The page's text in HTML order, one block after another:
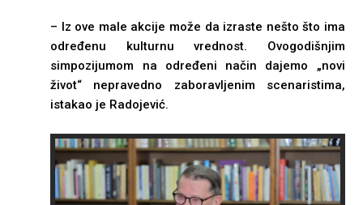
– Iz ove male akcije može da izraste nešto što ima
određenu kulturnu vrednost. Ovogodišnjim
simpozijumom na određeni način dajemo „novi
život“ nepravedno zaboravljenim scenaristima,
istakao je Radojević.